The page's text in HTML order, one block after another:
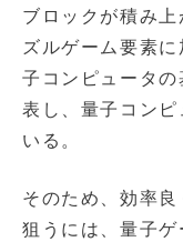
ブロックが積み
ズルゲーム要素
子コンピュータ
表し、量子コン
いる。
そのため、効率
狙うには、量子